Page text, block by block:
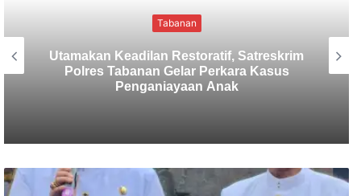
Tabanan
Sekretaris SMSI Tabanan Maju Jadi
Kandidat Ketua IMI Bali, Ketua SMSI
Tabanan Berikan Dukungan